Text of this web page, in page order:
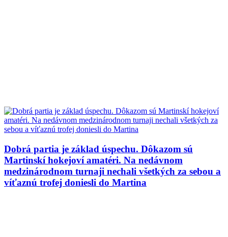
Dobrá partia je základ úspechu. Dôkazom sú
Martinskí hokejoví amatéri. Na nedávnom
medzinárodnom turnaji nechali všetkých za sebou a
víťaznú trofej doniesli do Martina